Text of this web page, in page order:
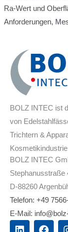
Ra-Wert und
Anforderungen,
BOLZ INTEC ist
von
Trichtern &
BOLZ INTEC
Stephanusstraße
D-88260
Telefon: +49
E-Mail:
L
F